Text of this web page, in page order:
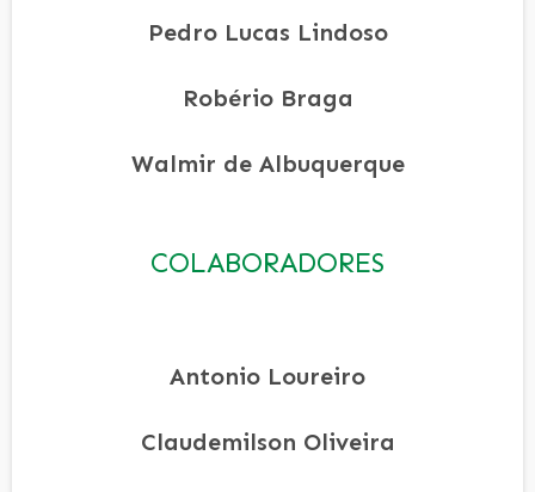
Pedro Lucas Lindoso
Robério Braga
Walmir de Albuquerque
COLABORADORES
Antonio Loureiro
Claudemilson Oliveira